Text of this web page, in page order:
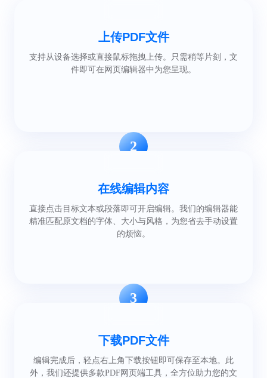
上传PDF文件
支持从设备选择或直接鼠标拖拽上传。只需稍等片刻，文
件即可在网页编辑器中为您呈现。
2
在线编辑内容
直接点击目标文本或段落即可开启编辑。我们的编辑器能
精准匹配原文档的字体、大小与风格，为您省去手动设置
的烦恼。
3
下载PDF文件
编辑完成后，轻点右上角下载按钮即可保存至本地。此
外，我们还提供多款PDF网页端工具，全方位助力您的文